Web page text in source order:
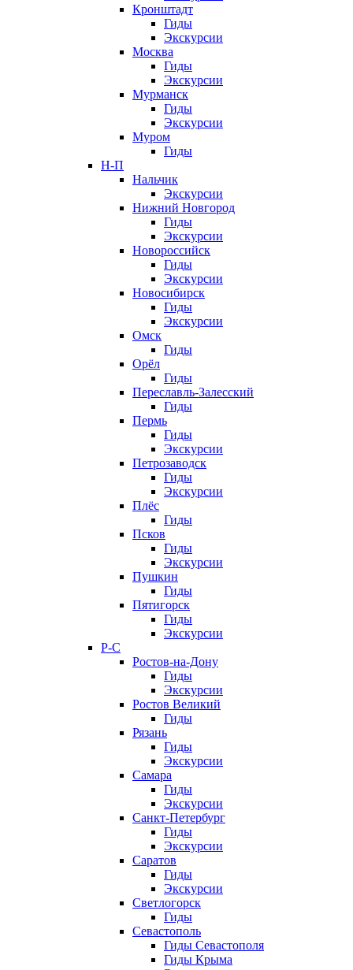
Кронштадт
Гиды
Экскурсии
Москва
Гиды
Экскурсии
Мурманск
Гиды
Экскурсии
Муром
Гиды
Н-П
Нальчик
Экскурсии
Нижний Новгород
Гиды
Экскурсии
Новороссийск
Гиды
Экскурсии
Новосибирск
Гиды
Экскурсии
Омск
Гиды
Орёл
Гиды
Переславль-Залесский
Гиды
Пермь
Гиды
Экскурсии
Петрозаводск
Гиды
Экскурсии
Плёс
Гиды
Псков
Гиды
Экскурсии
Пушкин
Гиды
Пятигорск
Гиды
Экскурсии
Р-С
Ростов-на-Дону
Гиды
Экскурсии
Ростов Великий
Гиды
Рязань
Гиды
Экскурсии
Самара
Гиды
Экскурсии
Санкт-Петербург
Гиды
Экскурсии
Саратов
Гиды
Экскурсии
Светлогорск
Гиды
Севастополь
Гиды Севастополя
Гиды Крыма